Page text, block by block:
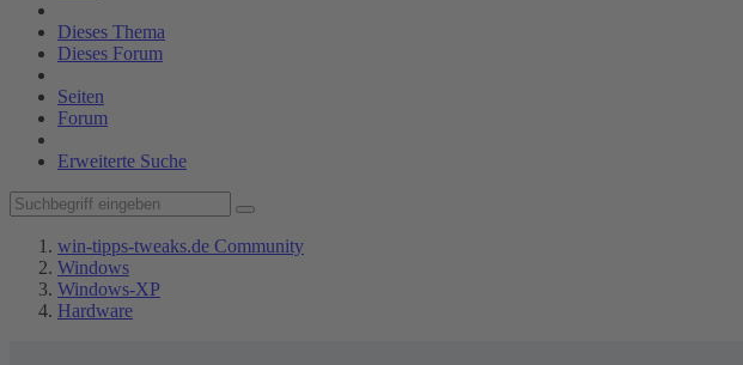
Dieses Thema
Dieses Forum
Seiten
Forum
Erweiterte Suche
win-tipps-tweaks.de Community
Windows
Windows-XP
Hardware